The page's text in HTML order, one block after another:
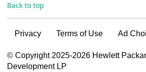
VSG content for HPE Employees
VSG content for HPE Partners
Back to top
Privacy Terms of Use Ad
© Copyright 2025-2026 Hewlett
Development LP